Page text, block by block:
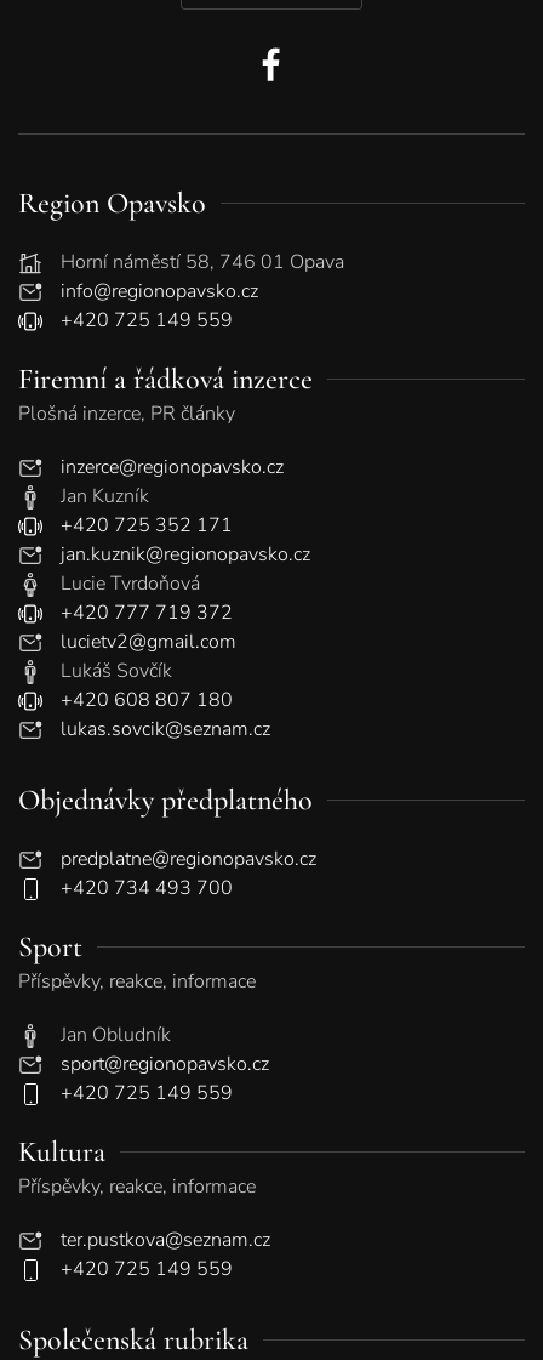
Region Opavsko
Horní náměstí 58, 746 01 Opava
info@regionopavsko.cz
+420 725 149 559
Firemní a řádková inzerce
Plošná inzerce, PR články
inzerce@regionopavsko.cz
Jan Kuzník
+420 725 352 171
jan.kuznik@regionopavsko.cz
Lucie Tvrdoňová
+420 777 719 372
lucietv2@gmail.com
Lukáš Sovčík
+420 608 807 180
lukas.sovcik@seznam.cz
Objednávky předplatného
predplatne@regionopavsko.cz
+420 734 493 700
Sport
Příspěvky, reakce, informace
Jan Obludník
sport@regionopavsko.cz
+420 725 149 559
Kultura
Příspěvky, reakce, informace
ter.pustkova@seznam.cz
+420 725 149 559
Společenská rubrika